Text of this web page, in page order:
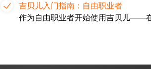
吉贝儿入门指南：自由职业者
作为自由职业者开始使用吉贝儿——